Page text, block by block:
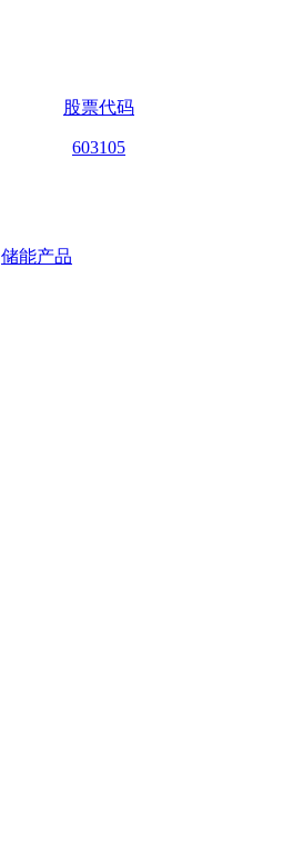
股票代码
603105
储能产品